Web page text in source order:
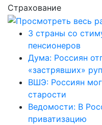
Страхование
3 страны со
пенсионеров
Дума: Россиян
«застрявших»
ВШЭ: Россиян
старости
Ведомости: В
приватизацию